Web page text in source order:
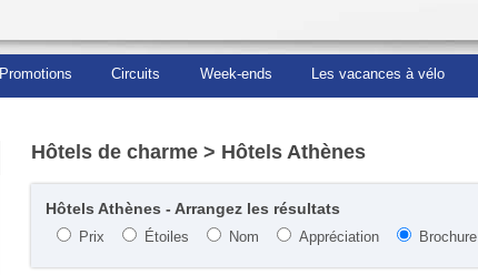
Promotions Circuits Week-ends Les vacances à vélo
Hôtels de charme> Hôtels Athènes
Hôtels Athènes - Arrangez les résultats
Prix Étoiles Nom Appréciation Brochure